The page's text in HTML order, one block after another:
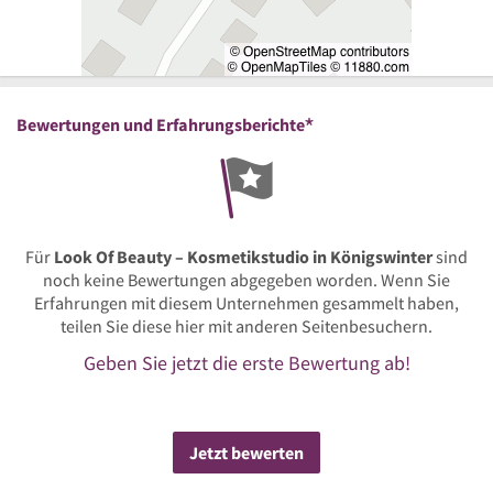
Bewertungen und Erfahrungsberichte*
Für Look Of Beauty – Kosmetikstudio in Königswintersind
noch keine Bewertungen abgegeben worden. Wenn Sie
Erfahrungen mit diesem Unternehmen gesammelt haben,
teilen Sie diese hier mit anderen Seitenbesuchern.
Geben Sie jetzt die erste Bewertung ab!
Jetzt bewerten